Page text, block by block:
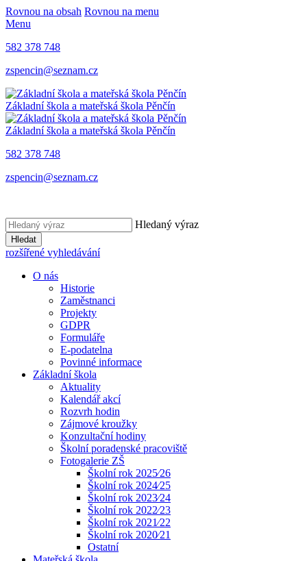
Rovnou na obsah Rovnou na menu
Menu
582 378 748
zspencin@seznam.cz
Základní škola a mateřská škola Pěnčín
Základní škola a mateřská škola Pěnčín
582 378 748
zspencin@seznam.cz
Hledaný výraz
Hledat
rozšířené vyhledávání
O nás
Historie
Zaměstnanci
Projekty
GDPR
Formuláře
E-podatelna
Povinné informace
Základní škola
Aktuality
Kalendář akcí
Rozvrh hodin
Zájmové kroužky
Konzultační hodiny
Školní poradenské pracoviště
Fotogalerie ZŠ
Školní rok 2025⁄26
Školní rok 2024⁄25
Školní rok 2023⁄24
Školní rok 2022⁄23
Školní rok 2021⁄22
Školní rok 2020⁄21
Ostatní